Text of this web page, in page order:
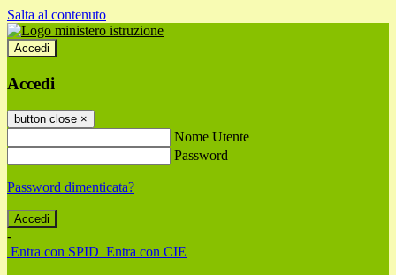
Salta al contenuto
Accedi
Accedi
button close ×
Nome Utente
Password
Password dimenticata?
-
Entra con SPID Entra con CIE